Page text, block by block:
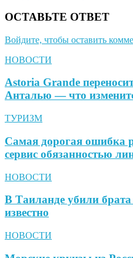
ОСТАВЬТЕ ОТВЕТ
Войдите, чтобы оставить
НОВОСТИ
Astoria Grande
Анталью — что
ТУРИЗМ
Самая дорогая ошибка
сервис обязанностью
НОВОСТИ
В Таиланде убили брата
известно
НОВОСТИ